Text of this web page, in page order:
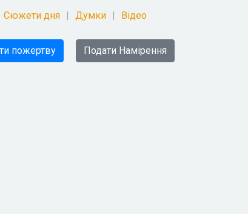
Сюжети дня Думки Відео
пожертву Подати Намірення